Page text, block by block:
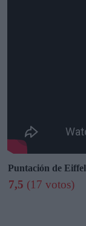
Puntación de Eiffel
7,5 (17 votos)